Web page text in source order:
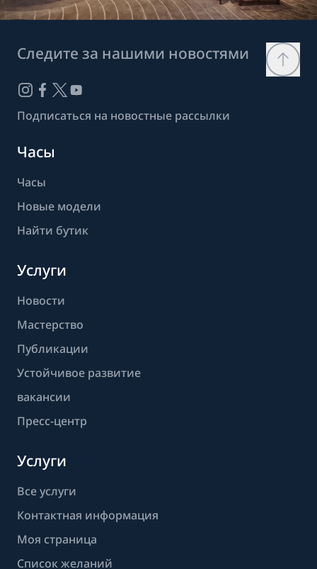
Следите за нашими новостями
Подписаться на новостные рассылки
Часы
Часы
Новые модели
Найти бутик
Услуги
Новости
Мастерство
Публикации
Устойчивое развитие
вакансии
Пресс-центр
Услуги
Все услуги
Контактная информация
Моя страница
Список желаний